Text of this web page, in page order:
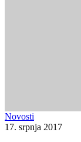
Novosti
17. srpnja 2017